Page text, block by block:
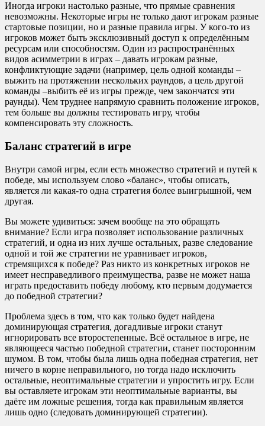
Иногда игроки настолько разные, что прямые сравнения
невозможны. Некоторые игры не только дают игрокам разные
стартовые позиции, но и разные правила игры. У кого-то из
игроков может быть эксклюзивный доступ к определённым
ресурсам или способностям. Один из распространённых
видов асимметрии в играх – давать игрокам разные,
конфликтующие задачи (например, цель одной команды –
выжить на протяжении нескольких раундов, а цель другой
команды –выбить её из игры прежде, чем закончатся эти
раунды). Чем труднее напрямую сравнить положение игроков,
тем больше вы должны тестировать игру, чтобы
компенсировать эту сложность.
Баланс стратегий в игре
Внутри самой игры, если есть множество стратегий и путей к
победе, мы используем слово «баланс», чтобы описать,
является ли какая-то одна стратегия более выигрышной, чем
другая.
Вы можете удивиться: зачем вообще на это обращать
внимание? Если игра позволяет использование различных
стратегий, и одна из них лучше остальных, разве следование
одной и той же стратегии не уравнивает игроков,
стремящихся к победе? Раз никто из конкретных игроков не
имеет несправедливого преимущества, разве не может наша
играть предоставить победу любому, кто первым додумается
до победной стратегии?
Проблема здесь в том, что как только будет найдена
доминирующая стратегия, догадливые игроки станут
игнорировать все второстепенные. Всё остальное в игре, не
являющееся частью победной стратегии, станет посторонним
шумом. В том, чтобы была лишь одна победная стратегия, нет
ничего в корне неправильного, но тогда надо исключить
остальные, неоптимальные стратегии и упростить игру. Если
вы оставляете игрокам эти неоптимальные варианты, вы
даёте им ложные решения, тогда как правильным является
лишь одно (следовать доминирующей стратегии).